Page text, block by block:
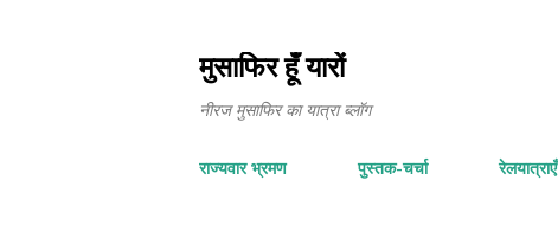
मुसाफिर हूँ यारों
नीरज मुसाफिर का यात्रा ब्लॉग
राज्यवार भ्रमण पुस्तक-चर्चा रेलयात्राएँ